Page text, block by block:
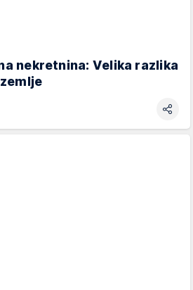
nekretnina: Velika razlika